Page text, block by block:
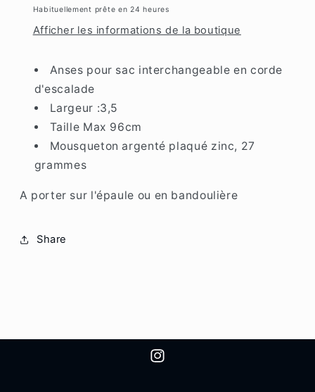
Habituellement prête en 24 heures
Afficher les informations de la boutique
Anses pour sac interchangeable en corde
d'escalade
Largeur :3,5
Taille Max 96cm
Mousqueton argenté plaqué zinc, 27
grammes
A porter sur l'épaule ou en bandoulière
Share
Instagram